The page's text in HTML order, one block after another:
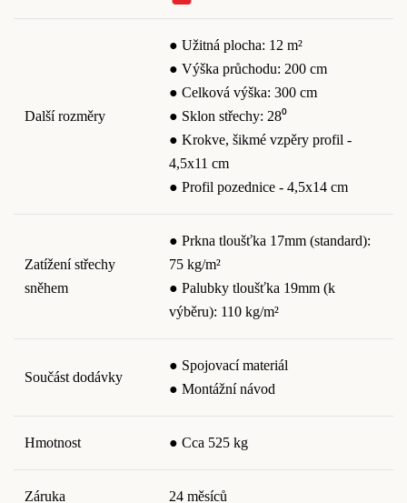
Další rozměry
● Užitná plocha: 12 m²
● Výška průchodu: 200 cm
● Celková výška: 300 cm
● Sklon střechy: 28⁰
● Krokve, šikmé vzpěry profil -
4,5x11 cm
● Profil pozednice - 4,5x14 cm
Zatížení střechy
sněhem
● Prkna tloušťka 17mm (standard):
75 kg/m²
● Palubky tloušťka 19mm (k
výběru): 110 kg/m²
Součást dodávky
● Spojovací materiál
● Montážní návod
Hmotnost ● Cca 525 kg
Záruka 24 měsíců